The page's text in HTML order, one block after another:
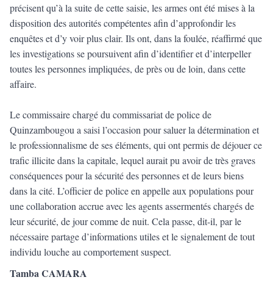
précisent qu’à la suite de cette saisie, les armes ont été mises à la
disposition des autorités compétentes afin d’approfondir les
enquêtes et d’y voir plus clair. Ils ont, dans la foulée, réaffirmé que
les investigations se poursuivent afin d’identifier et d’interpeller
toutes les personnes impliquées, de près ou de loin, dans cette
affaire.
Le commissaire chargé du commissariat de police de
Quinzambougou a saisi l’occasion pour saluer la détermination et
le professionnalisme de ses éléments, qui ont permis de déjouer ce
trafic illicite dans la capitale, lequel aurait pu avoir de très graves
conséquences pour la sécurité des personnes et de leurs biens
dans la cité. L’officier de police en appelle aux populations pour
une collaboration accrue avec les agents assermentés chargés de
leur sécurité, de jour comme de nuit. Cela passe, dit-il, par le
nécessaire partage d’informations utiles et le signalement de tout
individu louche au comportement suspect.
Tamba CAMARA